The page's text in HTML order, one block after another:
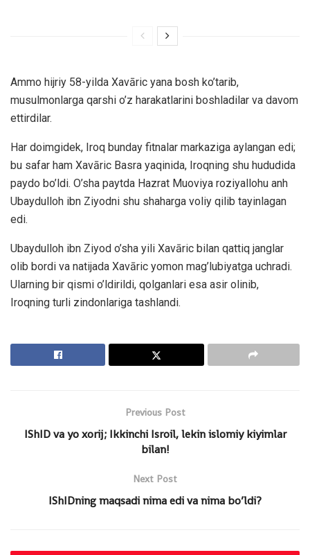
Ammo hijriy 58-yilda Xavāric yana bosh ko’tarib,
musulmonlarga qarshi o’z harakatlarini boshladilar va davom
ettirdilar.
Har doimgidek, Iroq bunday fitnalar markaziga aylangan edi;
bu safar ham Xavāric Basra yaqinida, Iroqning shu hududida
paydo bo’ldi. O’sha paytda Hazrat Muoviya roziyallohu anh
Ubaydulloh ibn Ziyodni shu shaharga voliy qilib tayinlagan
edi.
Ubaydulloh ibn Ziyod o’sha yili Xavāric bilan qattiq janglar
olib bordi va natijada Xavāric yomon mag’lubiyatga uchradi.
Ularning bir qismi o’ldirildi, qolganlari esa asir olinib,
Iroqning turli zindonlariga tashlandi.
Previous Post
IShID va yo xorij; Ikkinchi Isroil, lekin islomiy kiyimlar
bilan!
Next Post
IShIDning maqsadi nima edi va nima bo’ldi?